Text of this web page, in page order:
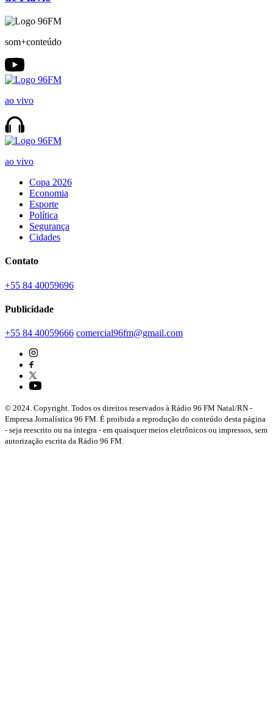
som+conteúdo
ao vivo
ao vivo
Copa 2026
Economia
Esporte
Política
Segurança
Cidades
Contato
+55 84 40059696
Publicidade
+55 84 40059666 comercial96fm@gmail.com
© 2024. Copyright. Todos os direitos reservados à Rádio 96 FM Natal/RN -
Empresa Jornalística 96 FM. É proibida a reprodução do conteúdo desta página
- seja reescrito ou na íntegra - em quaisquer meios eletrônicos ou impressos, sem
autorização escrita da Rádio 96 FM.